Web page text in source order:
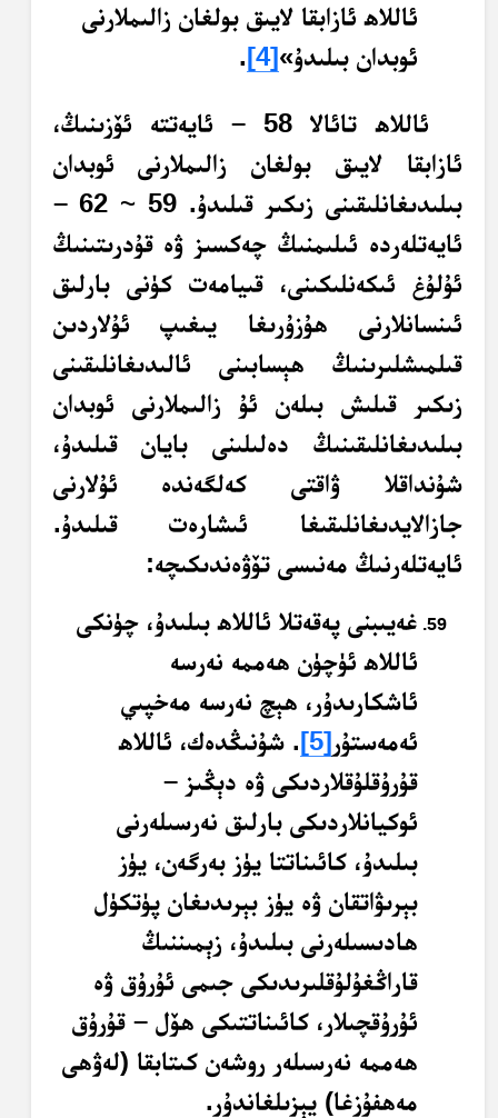
ئاللاھ ئازابقا لايىق بولغان زالىملارنى
ئوبدان بىلىدۇ»[4]
.
ئاللاھ تائالا 58 – ئايەتتە ئۆزىنىڭ،
ئازابقا لايىق بولغان زالىملارنى ئوبدان
بىلىدىغانلىقىنى زىكىر قىلىدۇ. 59 ~ 62 –
ئايەتلەردە ئىلىمنىڭ چەكسىز ۋە قۇدرىتىنىڭ
ئۇلۇغ ئىكەنلىكىنى، قىيامەت كۈنى بارلىق
ئىنسانلارنى ھۇزۇرىغا يىغىپ ئۇلاردىن
قىلمىشلىرىنىڭ ھېسابىنى ئالىدىغانلىقىنى
زىكىر قىلىش بىلەن ئۇ زالىملارنى ئوبدان
بىلىدىغانلىقىنىڭ دەلىلىنى بايان قىلىدۇ،
شۇنداقلا ۋاقتى كەلگەندە ئۇلارنى
جازالايدىغانلىقىغا ئىشارەت قىلىدۇ.
ئايەتلەرنىڭ مەنىسى تۆۋەندىكىچە:
غەيىبنى پەقەتلا ئاللاھ بىلىدۇ، چۈنكى
ئاللاھ ئۈچۈن ھەممە نەرسە
ئاشكارىدۇر، ھېچ نەرسە مەخپىي
ئەمەستۇر[5]
. شۇنىڭدەك، ئاللاھ
قۇرۇقلۇقلاردىكى ۋە دېڭىز –
ئوكيانلاردىكى بارلىق نەرسىلەرنى
بىلىدۇ، كائىناتتا يۈز بەرگەن، يۈز
بېرىۋاتقان ۋە يۈز بېرىدىغان پۈتكۈل
ھادىسىلەرنى بىلىدۇ، زېمىننىڭ
قاراڭغۇلۇقلىرىدىكى جىمى ئۇرۇق ۋە
ئۇرۇقچىلار، كائىناتتىكى ھۆل – قۇرۇق
ھەممە نەرسىلەر روشەن كىتابقا (لەۋھى
مەھفۇزغا) يېزىلغاندۇر.